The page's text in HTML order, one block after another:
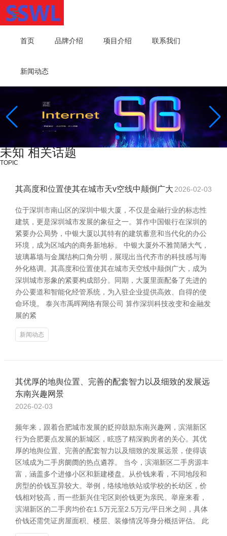
首页 品牌介绍 项目介绍 联系我们
新闻动态
未知 相关话题
TOPIC
其高度和位置使其在城市天v空线中颠倒广大 2026-02-03
位于深圳市南山区的深圳中银大厦，不仅是金融行业的标志性
建筑，更是深圳城市发展的象征之一。算作中国银行在深圳的
紧要办公局势，中银大厦以其特有的建筑蓄意和当代化的办公
环境，成为区域内的商务新地标。 中银大厦外不雅简陋大气，
玻璃幕墙与金属结构口角分明，展现出当代齐市的科技感与海
外化格调。其高度和位置使其在城市天空线中颠倒广大，成为
深圳城市形象的紧要构成部分。同期，大厦里面配备了先进的
办公要道和智能化经管系统，为入驻企业提供高效、自得的使
命环境。 泰兴市禹晖网络有限公司 算作深圳科技改变和金融发
展的紧
新闻动态
其优厚的地舆位置、完善的配套智力以及细致的发展远
东南兴趣网景
2026-02-03
频年来，跟着合肥城市发展的贬抑鼓励东南兴趣网，滨湖新区
行为合肥要点发展的新城区，眩惑了精深购房者的关心。其优
厚的地舆位置、完善的配套智力以及细致的发展远景，使得该
区域成为二手房阛阓的热点遴荐。 当今，滨湖新区二手房源丰
富，涵盖多个进修小区和新建楼盘。从价钱来看，不同地段和
房型的价钱互异较大。举例，络续地铁站或学校的长幼区，价
钱相对较高，而一些新兴住宅区则价钱更为亲民。举座来看，
滨湖新区的二手房均价在1.5万元至2.5万元/平日米之间，具体
价钱还需凭证房屋面积、楼层、装修情况等身分概括评估。 此